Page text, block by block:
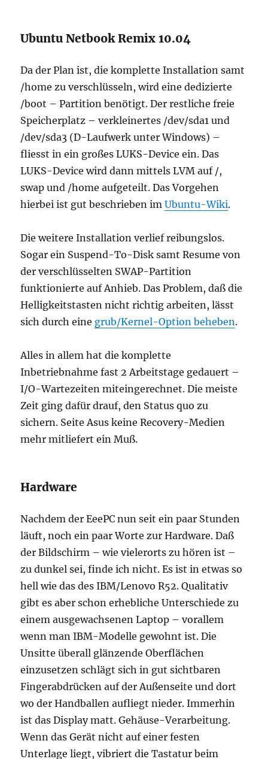
Ubuntu Netbook Remix 10.04
Da der Plan ist, die komplette Installation samt
/home zu verschlüsseln, wird eine dedizierte
/boot – Partition benötigt. Der restliche freie
Speicherplatz – verkleinertes /dev/sda1 und
/dev/sda3 (D-Laufwerk unter Windows) –
fliesst in ein großes LUKS-Device ein. Das
LUKS-Device wird dann mittels LVM auf /,
swap und /home aufgeteilt. Das Vorgehen
hierbei ist gut beschrieben imUbuntu-Wiki.
Die weitere Installation verlief reibungslos.
Sogar ein Suspend-To-Disk samt Resume von
der verschlüsselten SWAP-Partition
funktionierte auf Anhieb. Das Problem, daß die
Helligkeitstasten nicht richtig arbeiten, lässt
sich durch eine grub/Kernel-Option beheben.
Alles in allem hat die komplette
Inbetriebnahme fast 2 Arbeitstage gedauert –
I/O-Wartezeiten miteingerechnet. Die meiste
Zeit ging dafür drauf, den Status quo zu
sichern. Seite Asus keine Recovery-Medien
mehr mitliefert ein Muß.
Hardware
Nachdem der EeePC nun seit ein paar Stunden
läuft, noch ein paar Worte zur Hardware. Daß
der Bildschirm – wie vielerorts zu hören ist –
zu dunkel sei, finde ich nicht. Es ist in etwas so
hell wie das des IBM/Lenovo R52. Qualitativ
gibt es aber schon erhebliche Unterschiede zu
einem ausgewachsenen Laptop – vorallem
wenn man IBM-Modelle gewohnt ist. Die
Unsitte überall glänzende Oberflächen
einzusetzen schlägt sich in gut sichtbaren
Fingerabdrücken auf der Außenseite und dort
wo der Handballen aufliegt nieder. Immerhin
ist das Display matt. Gehäuse-Verarbeitung.
Wenn das Gerät nicht auf einer festen
Unterlage liegt, vibriert die Tastatur beim